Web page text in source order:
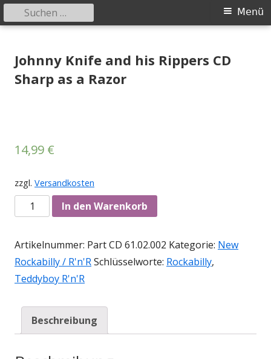
zum
Inhalt
Primäres
Menü
Suchen
nach:
Johnny Knife and his Rippers CD
Sharp as a Razor
14,99 €
zzgl. Versandkosten
Anzahl In den Warenkorb
Artikelnummer: Part CD 61.02.002 Kategorie: New
Rockabilly / R'n'RSchlüsselworte: Rockabilly,
Teddyboy R'n'R
Beschreibung